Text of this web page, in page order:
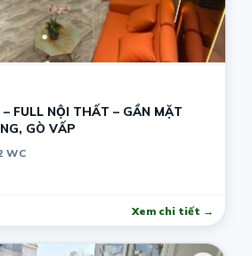
FULL NỘI THẤT – GẦN MẶT
GÒ VẤP
WC
Xem chi tiết →